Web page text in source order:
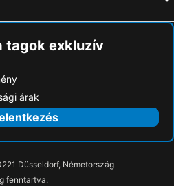
tagok exkluzív
árak
Düsseldorf, Németország
fenntartva.